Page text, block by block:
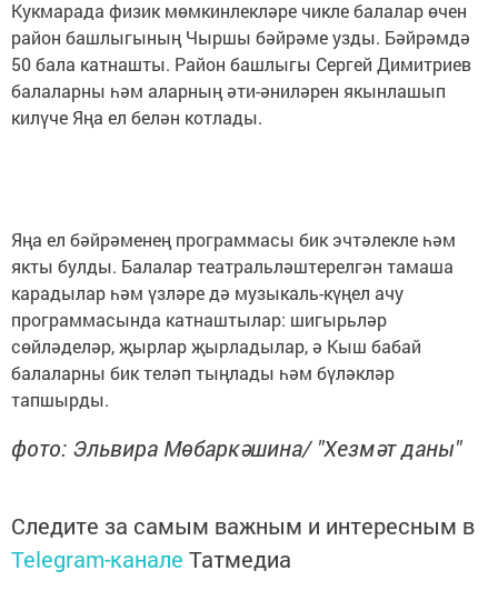
Кукмарада физик мөмкинлекләре чикле балалар өчен
район башлыгының Чыршы бәйрәме узды. Бәйрәмдә
50 бала катнашты. Район башлыгы Сергей Димитриев
балаларны һәм аларның әти-әниләрен якынлашып
килүче Яңа ел белән котлады.
Яңа ел бәйрәменең программасы бик эчтәлекле һәм
якты булды. Балалар театральләштерелгән тамаша
карадылар һәм үзләре дә музыкаль-күңел ачу
программасында катнаштылар: шигырьләр
сөйләделәр, җырлар җырладылар, ә Кыш бабай
балаларны бик теләп тыңлады һәм бүләкләр
тапшырды.
фото: Эльвира Мөбаркәшина/ "Хезмәт даны"
Следите за самым важным и интересным в
Telegram-канале Татмедиа